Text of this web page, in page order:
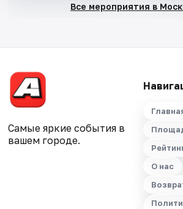
Все мероприятия в
Самые яркие события в
вашем городе.
О нас